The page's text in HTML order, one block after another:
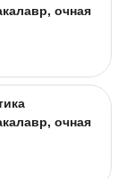
очная
очная